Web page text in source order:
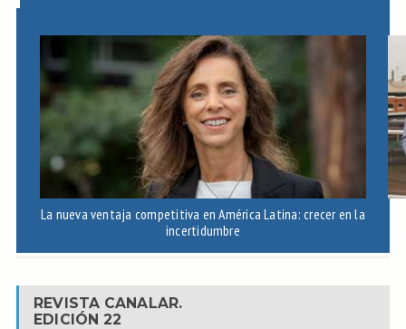
La nueva ventaja competitiva en América Latina: crecer en la
incertidumbre
REVISTA CANALAR.
EDICIÓN 22